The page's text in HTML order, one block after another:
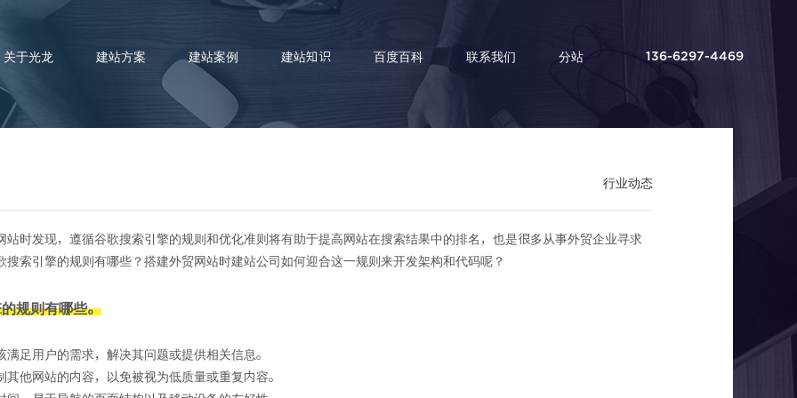
关于光龙 建站方案 建站案例 建站知识 百度百科 联系我们 分站 136-6297-4469
引擎实战技巧在搭建外贸网站中的应用
行业动态
时发现，遵循谷歌搜索引擎的规则和优化准则将有助于提高网站在搜索结果中的排名，也是很多从事外贸企业寻求
索引擎的规则有哪些？搭建外贸网站时建站公司如何迎合这一规则来开发架构和代码呢？
规则有哪些。
足用户的需求，解决其问题或提供相关信息。
他网站的内容，以免被视为低质量或重复内容。